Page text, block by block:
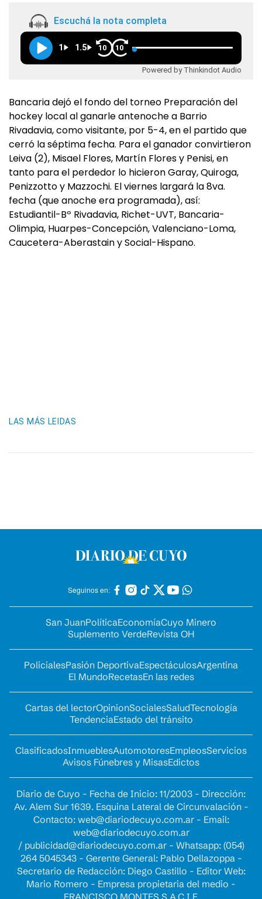
Escuchá la nota completa
1 1.5 10 10
Powered by Thinkindot Audio
Bancaria dejó el fondo del torneo Preparación del
hockey local al ganarle antenoche a Barrio
Rivadavia, como visitante, por 5-4, en el partido que
cerró la séptima fecha. Para el ganador convirtieron
Leiva (2), Misael Flores, Martín Flores y Penisi, en
tanto para el perdedor lo hicieron Garay, Quiroga,
Penizzotto y Mazzochi. El viernes largará la 8va.
fecha (que anoche era programada), así:
Estudiantil-Bº Rivadavia, Richet-UVT, Bancaria-
Olimpia, Huarpes-Concepción, Valenciano-Loma,
Caucetera-Aberastain y Social-Hispano.
LAS MÁS LEIDAS
Seguinos en:
San JuanPolíticaEconomíaCuyo Minero
Suplemento VerdeRevista OH
PolicialesPasión DeportivaEspectáculosArgentina
El MundoRecetasEn las redes
Cartas del lectorOpinionSocialesSaludTecnología
TendenciaEstado del tránsito
ClasificadosInmueblesAutomotoresEmpleosServicios
Avisos Fúnebres y MisasEdictos
Diario de Cuyo - Fecha de Inicio: 11/2003 - Dirección:
Av. Alem Sur 1639. Esquina Lateral de Circunvalación -
Contacto: web@diariodecuyo.com.ar- Email:
web@diariodecuyo.com.ar
/ publicidad@diariodecuyo.com.ar- Whatsapp: (054)
264 5045343 - Gerente General: Pablo Dellazoppa -
Secretario de Redacción: Diego Castillo - Editor Web:
Mario Romero - Empresa propietaria del medio -
FRANCISCO MONTES S.A.C.I.F.